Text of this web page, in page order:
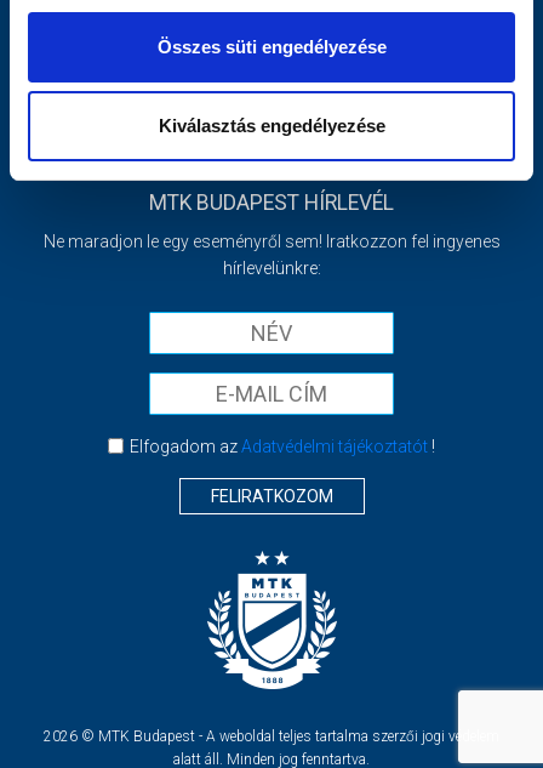
Összes süti engedélyezése
Kiválasztás engedélyezése
INFORMÁCIÓK
Impresszum
Sajtó
MTK BUDAPEST HÍRLEVÉL
Ne maradjon le egy eseményről sem! Iratkozzon fel ingyenes
hírlevelünkre:
Elfogadom azAdatvédelmi tájékoztatót!
FELIRATKOZOM
2026 © MTK Budapest - A weboldal teljes tartalma szerzői jogi védelem
alatt áll. Minden jog fenntartva.